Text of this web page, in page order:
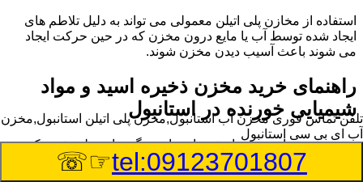
استفاده از مخازن پلی اتیلن معمولی می تواند به دلیل تلاطم های
ایجاد شده توسط آب یا مایع درون مخزن که در حین حرکت ایجاد
می شوند باعث آسیب دیدن مخزن شوند.
راهنمای خرید مخزن ذخیره اسید و مواد
شیمیایی خورنده در استانبول
مخزن ذخیره اسید و مواد شیمیایی باید به گونه ای تولید شوند که
بتوانند در برابر چگالی نسبتا بالا و خورندگی انواع اسیدها مقاومت
کافی داشته باشند.به همین دلیل نمی توان در هر مخزنی اسید و مواد
تلفن تماس فوریمخزن آب استانبول,مخزن پلی اتیلن استانبول,مخزن
آب ای بی سی استانبول
tel:09123701807
☞☏